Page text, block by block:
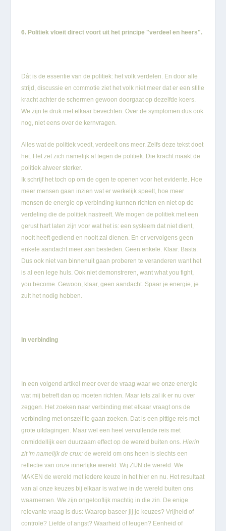
6. Politiek vloeit direct voort uit het principe "verdeel en heers".
Dát is de essentie van de politiek: het volk verdelen. En door alle
strijd, discussie en commotie ziet het volk niet meer dat er een stille
kracht achter de schermen gewoon doorgaat op dezelfde koers.
We zijn te druk met elkaar bevechten. Over de symptomen dus ook
nog, niet eens over de kernvragen.
Alles wat de politiek voedt, verdeelt ons meer. Zelfs deze tekst doet
het. Het zet zich namelijk af tegen de politiek. Die kracht maakt de
politiek alweer sterker.
Ik schrijf het toch op om de ogen te openen voor het evidente. Hoe
meer mensen gaan inzien wat er werkelijk speelt, hoe meer
mensen de energie op verbinding kunnen richten en niet op de
verdeling die de politiek nastreeft. We mogen de politiek met een
gerust hart laten zijn voor wat het is: een systeem dat niet dient,
nooit heeft gediend en nooit zal dienen. En er vervolgens geen
enkele aandacht meer aan besteden. Geen enkele. Klaar. Basta.
Dus ook niet van binnenuit gaan proberen te veranderen want het
is al een lege huls. Ook niet demonstreren, want what you fight,
you become. Gewoon, klaar, geen aandacht. Spaar je energie, je
zult het nodig hebben.
In verbinding
In een volgend artikel meer over de vraag waar we onze energie
wat mij betreft dan op moeten richten. Maar iets zal ik er nu over
zeggen. Het zoeken naar verbinding met elkaar vraagt ons de
verbinding met onszelf te gaan zoeken. Dat is een pittige reis met
grote uitdagingen. Maar wel een heel vervullende reis met
onmiddellijk een duurzaam effect op de wereld buiten ons.Hierin
zit 'm namelijk de crux:de wereld om ons heen is slechts een
reflectie van onze innerlijke wereld. Wij ZIJN de wereld. We
MAKEN de wereld met iedere keuze in het hier en nu. Het resultaat
van al onze keuzes bij elkaar is wat we in de wereld buiten ons
waarnemen. We zijn ongelooflijk machtig in die zin. De enige
relevante vraag is dus: Waarop baseer jij je keuzes? Vrijheid of
controle? Liefde of angst? Waarheid of leugen? Eenheid of